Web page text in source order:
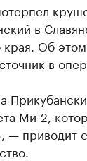
в
края. Об
в
Ми-2,
— приводит